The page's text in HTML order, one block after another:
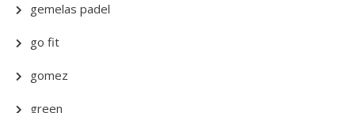
gemelas padel
go fit
gomez
green